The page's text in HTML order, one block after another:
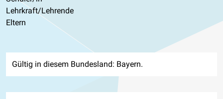
Lehrkraft/Lehrende
Eltern
Gültig in diesem Bundesland: Bayern.